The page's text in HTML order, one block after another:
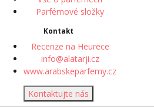
Parfémové složky
Kontakt
Recenze na Heurece
info@alatarji.cz
www.arabskeparfemy.cz
Kontaktujte nás